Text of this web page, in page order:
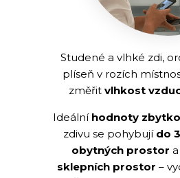
Studené a vlhké zdi,
plíseň v rozích
změřit vlhkost
Ideální hodnoty
zdivu se pohybují do
obytných prostor a
sklepních prostor –